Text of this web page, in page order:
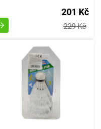
201 Kč
229 Kč